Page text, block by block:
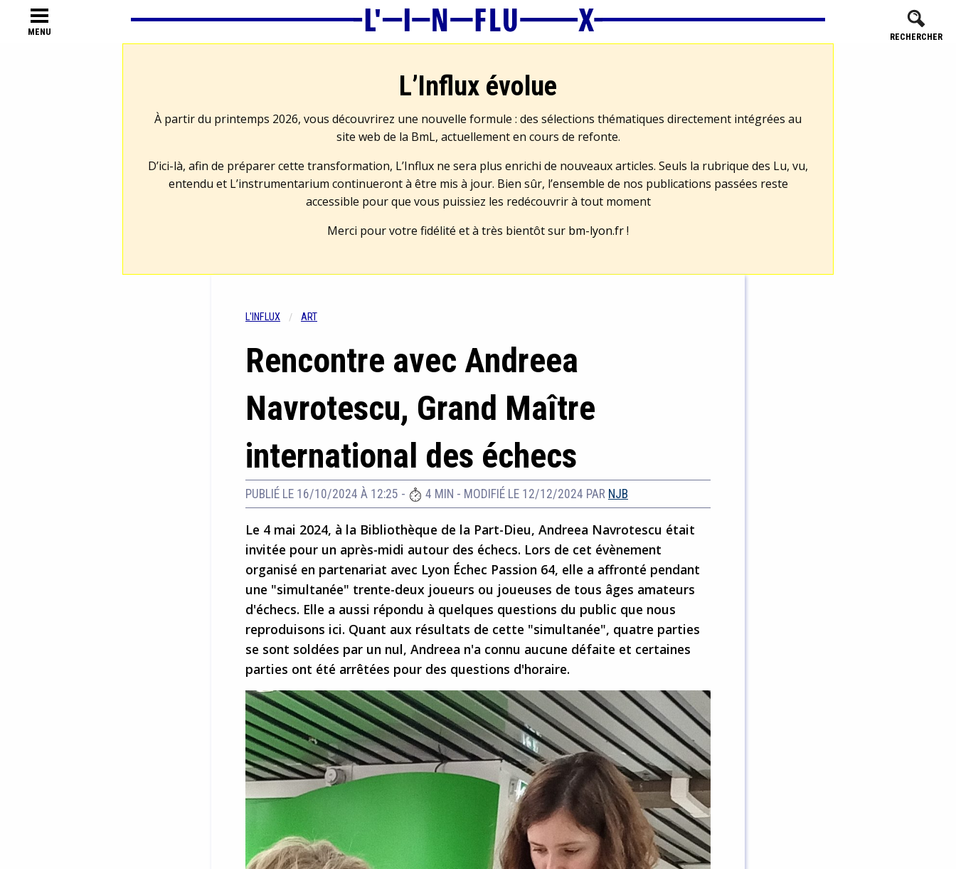
MENU RECHERCHER
L’Influx évolue
À partir du printemps 2026, vous découvrirez une nouvelle formule : des sélections thématiques directement intégrées au
site web de la BmL, actuellement en cours de refonte.
D’ici-là, afin de préparer cette transformation, L’Influx ne sera plus enrichi de nouveaux articles. Seuls la rubrique des Lu, vu,
entendu et L’instrumentarium continueront à être mis à jour. Bien sûr, l’ensemble de nos publications passées reste
accessible pour que vous puissiez les redécouvrir à tout moment
Merci pour votre fidélité et à très bientôt sur bm-lyon.fr!
L'INFLUX ART
Rencontre avec Andreea
Navrotescu, Grand Maître
international des échecs
PUBLIÉ LE 16/10/2024 À 12:25 - 4 MIN - MODIFIÉ LE 12/12/2024 PAR NJB
Le 4 mai 2024, à la Bibliothèque de la Part-Dieu, Andreea Navrotescu était
invitée pour un après-midi autour des échecs. Lors de cet évènement
organisé en partenariat avec Lyon Échec Passion 64, elle a affronté pendant
une "simultanée" trente-deux joueurs ou joueuses de tous âges amateurs
d'échecs. Elle a aussi répondu à quelques questions du public que nous
reproduisons ici. Quant aux résultats de cette "simultanée", quatre parties
se sont soldées par un nul, Andreea n'a connu aucune défaite et certaines
parties ont été arrêtées pour des questions d'horaire.